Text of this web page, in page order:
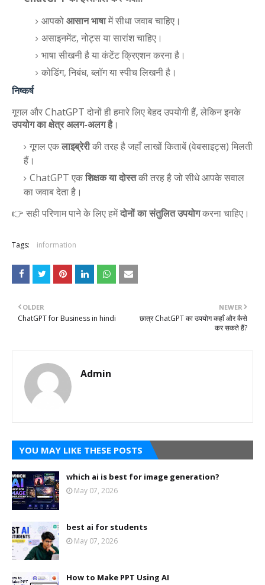
आपकोआसान भाषामें सीधा जवाब चाहिए।
असाइनमेंट, नोट्स या सारांश चाहिए।
भाषा सीखनी है या कंटेंट क्रिएशन करना है।
कोडिंग, निबंध, ब्लॉग या स्पीच लिखनी है।
निष्कर्ष
गूगल और ChatGPT दोनों ही हमारे लिए बेहद उपयोगी हैं, लेकिन इनके
उपयोग का क्षेत्र अलग-अलग है।
गूगल एकलाइब्रेरीकी तरह है जहाँ लाखों किताबें (वेबसाइट्स) मिलती
हैं।
ChatGPT एकशिक्षक या दोस्तकी तरह है जो सीधे आपके सवाल
का जवाब देता है।
👉 सही परिणाम पाने के लिए हमेंदोनों का संतुलित उपयोगकरना चाहिए।
Tags: information
NEWER
छात्र ChatGPT का उपयोग कहाँ और कैसे
कर सकते हैं?
OLDER
ChatGPT for Business in hindi
Admin
YOU MAY LIKE THESE POSTS
which ai is best for image generation?
May 07, 2026
best ai for students
May 07, 2026
How to Make PPT Using AI